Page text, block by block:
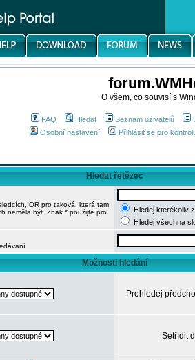
O všem, co souvisí s
FAQ Hledat Seznam uživatelů
Osobní nastavení
Přihlásit se pro
Hledat řetězec
OR pro taková, která tam
neměla být. Znak * použijte pro
Hledej kterékoliv
Hledej všechna
Možnosti hledání
Prohledej
Setřídit